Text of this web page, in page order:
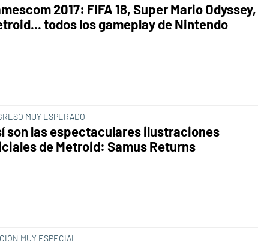
2017: FIFA 18, Super Mario Odyssey,
todos los gameplay de Nintendo
MUY ESPERADO
son las espectaculares ilustraciones
de Metroid: Samus Returns
MUY ESPECIAL